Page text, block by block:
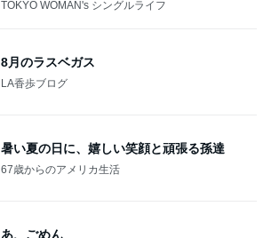
TOKYO WOMAN's シングルライフ
8月のラスベガス
LA香歩ブログ
暑い夏の日に、嬉しい笑顔と頑張る孫達
67歳からのアメリカ生活
あ、ごめん